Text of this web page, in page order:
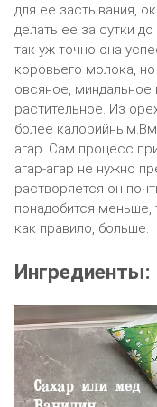
для ее застывания,
делать ее за сутки
так уж точно она
коровьего молока,
овсяное,
растительное. Из
более
агар. Сам процесс
агар-агар не нужно
растворяется он
понадобится меньше,
как правило, больше.
Ингредиенты: